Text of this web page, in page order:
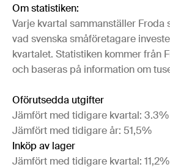
Om statistiken:
Varje kvartal sammanställer Froda
vad svenska småföretagare
kvartalet. Statistiken kommer från
och baseras på information om
Oförutsedda utgifter
Jämfört med tidigare kvartal: 3.3%
Jämfört med tidigare år: 51,5%
Inköp av lager
Jämfört med tidigare kvartal: 11,2%